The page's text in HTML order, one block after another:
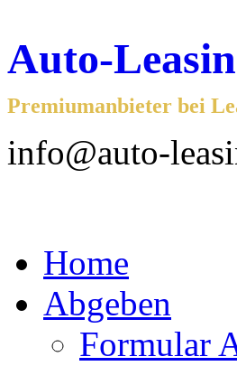
Auto-
Premiumanbieter bei
info@auto-
Home
Abgeben
Formular